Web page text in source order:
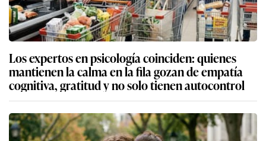
Los expertos en psicología coinciden: quienes
mantienen la calma en la fila gozan de empatía
cognitiva, gratitud y no solo tienen autocontrol